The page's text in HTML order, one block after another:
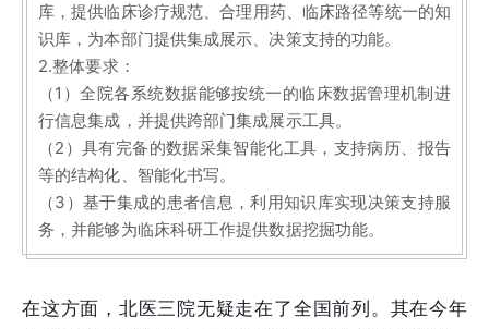
库，提供临床诊疗规范、合理用药、临床路径等统一的知
识库，为本部门提供集成展示、决策支持的功能。
2.整体要求：
（1）全院各系统数据能够按统一的临床数据管理机制进
行信息集成，并提供跨部门集成展示工具。
（2）具有完备的数据采集智能化工具，支持病历、报告
等的结构化、智能化书写。
（3）基于集成的患者信息，利用知识库实现决策支持服
务，并能够为临床科研工作提供数据挖掘功能。
在这方面，北医三院无疑走在了全国前列。其在今年